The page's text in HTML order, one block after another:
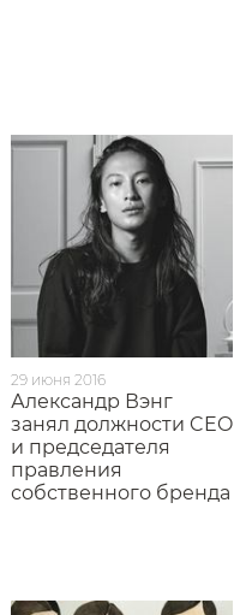
29 июня 2016
Александр Вэнг
занял должности CEO
и председателя
правления
собственного бренда